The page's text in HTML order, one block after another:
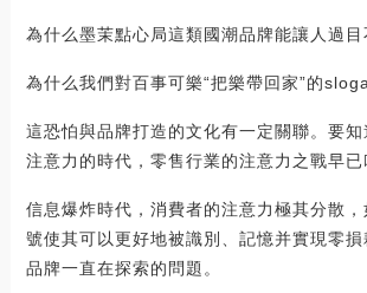
為什么墨茉點心局這類國潮品牌能讓人過目
為什么我們對百事可樂“把樂帶回家”的
這恐怕與品牌打造的文化有一定關聯。要
注意力的時代，零售行業的注意力之戰早已
信息爆炸時代，消費者的注意力極其分散
號使其可以更好地被識別、記憶并實現零
品牌一直在探索的問題。